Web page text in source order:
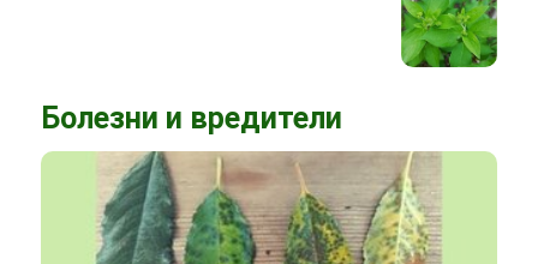
Болезни и вредители